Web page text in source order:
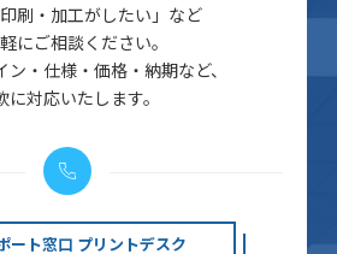
印刷・加工がしたい」など
にご相談ください。
・仕様・価格・納期など、
に対応いたします。
ート窓口 プリントデスク